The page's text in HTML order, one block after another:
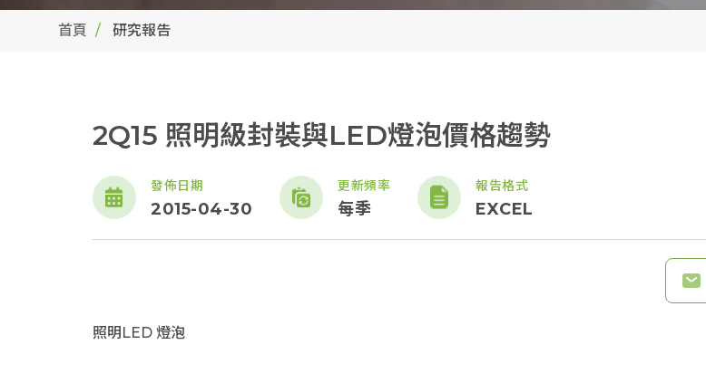
首頁 研究報告
2Q15 照明級封裝與LED燈泡價格趨勢
發佈日期
2015-04-30
更新頻率
每季
報告格式
EXCEL
照明LED 燈泡